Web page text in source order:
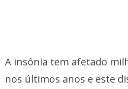
A insônia tem afetado
nos últimos anos e este